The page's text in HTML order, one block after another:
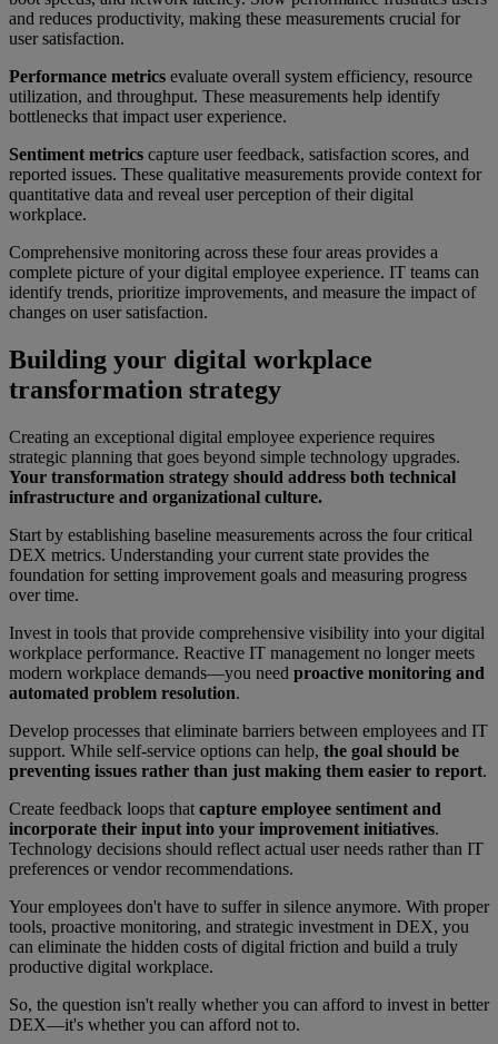
and reduces productivity, making these measurements crucial for
user satisfaction.
Performance metrics evaluate overall system efficiency, resource
utilization, and throughput. These measurements help identify
bottlenecks that impact user experience.
Sentiment metrics capture user feedback, satisfaction scores, and
reported issues. These qualitative measurements provide context for
quantitative data and reveal user perception of their digital
workplace.
Comprehensive monitoring across these four areas provides a
complete picture of your digital employee experience. IT teams can
identify trends, prioritize improvements, and measure the impact of
changes on user satisfaction.
Building your digital workplace
transformation strategy
Creating an exceptional digital employee experience requires
strategic planning that goes beyond simple technology upgrades.
Your transformation strategy should address both technical
infrastructure and organizational culture.
Start by establishing baseline measurements across the four critical
DEX metrics. Understanding your current state provides the
foundation for setting improvement goals and measuring progress
over time.
Invest in tools that provide comprehensive visibility into your digital
workplace performance. Reactive IT management no longer meets
modern workplace demands—you need proactive monitoring and
automated problem resolution.
Develop processes that eliminate barriers between employees and IT
support. While self-service options can help, the goal should be
preventing issues rather than just making them easier to report.
Create feedback loops that capture employee sentiment and
incorporate their input into your improvement initiatives.
Technology decisions should reflect actual user needs rather than IT
preferences or vendor recommendations.
Your employees don't have to suffer in silence anymore. With proper
tools, proactive monitoring, and strategic investment in DEX, you
can eliminate the hidden costs of digital friction and build a truly
productive digital workplace.
So, the question isn't really whether you can afford to invest in better
DEX—it's whether you can afford not to.